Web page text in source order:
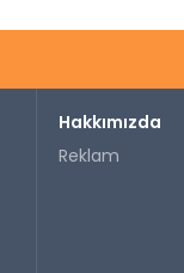
Hakkımızda
Reklam